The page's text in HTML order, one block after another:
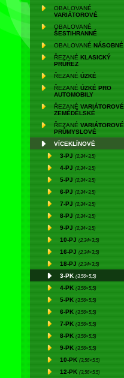
OBALOVANÉ
VARIÁTOROVÉ
OBALOVANÉ
ŠESTIHRANNÉ
OBALOVANÉ NÁSOBNÉ
ŘEZANÉ KLASICKÝ
PRŮŘEZ
ŘEZANÉ ÚZKÉ
ŘEZANÉ ÚZKÉ PRO
AUTOMOBILY
ŘEZANÉ VARIÁTOROVÉ
ZEMĚDĚLSKÉ
ŘEZANÉ VARIÁTOROVÉ
PRŮMYSLOVÉ
VÍCEKLÍNOVÉ
3-PJ (2,34×3,5)
4-PJ (2,34×3,5)
5-PJ (2,34×3,5)
6-PJ (2,34×3,5)
7-PJ (2,34×3,5)
8-PJ (2,34×3,5)
9-PJ (2,34×3,5)
10-PJ (2,34×3,5)
16-PJ (2,34×3,5)
18-PJ (2,34×3,5)
3-PK (3,56×5,5)
4-PK (3,56×5,5)
5-PK (3,56×5,5)
6-PK (3,56×5,5)
7-PK (3,56×5,5)
8-PK (3,56×5,5)
9-PK (3,56×5,5)
10-PK (3,56×5,5)
12-PK (3,56×5,5)